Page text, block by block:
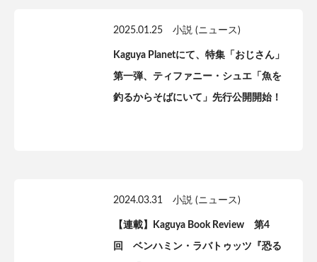
2025.01.25 小説 (ニュース)
Kaguya Planetにて、特集「おじさん」
第一弾、ティファニー・シュエ「魚を
釣るからそばにいて」先行公開開始！
2024.03.31 小説 (ニュース)
【連載】Kaguya Book Review 第4
回 ベンハミン・ラバトゥッツ『恐る